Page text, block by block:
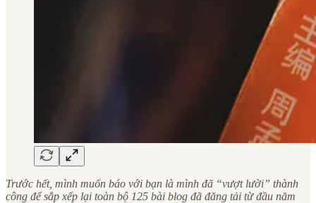
Trước hết, mình muốn báo với bạn là mình đã “vượt lười” thành
công để sắp xếp lại toàn bộ 125 bài blog đã đăng tải từ đầu năm